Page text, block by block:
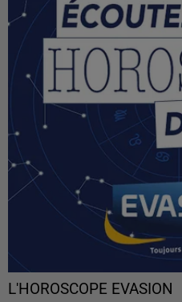
L'HOROSCOPE EVASION